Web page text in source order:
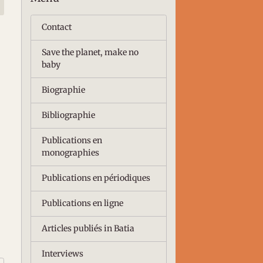
Contact
Save the planet, make no
baby
Biographie
Bibliographie
Publications en
monographies
Publications en périodiques
Publications en ligne
Articles publiés in Batia
Interviews